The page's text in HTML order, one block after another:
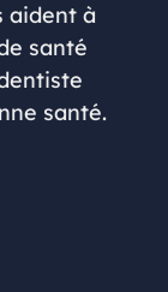
aident à
santé
santé.